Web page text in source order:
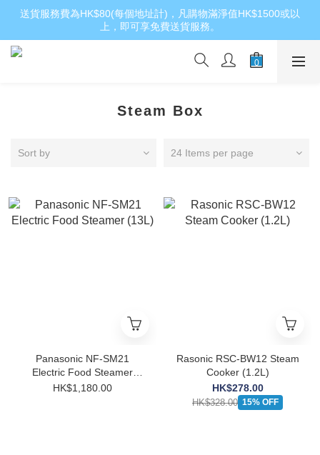
送貨服務費為HK$80(每個地址計)，凡購物滿淨值HK$1500或以
上，即可享免費送貨服務。
Steam Box
Sort by 24 Items per page
Panasonic NF-SM21
Electric Food Steamer
(13L)
HK$1,180.00
Rasonic RSC-BW12 Steam
Cooker (1.2L)
HK$278.00
HK$328.00 15% OFF